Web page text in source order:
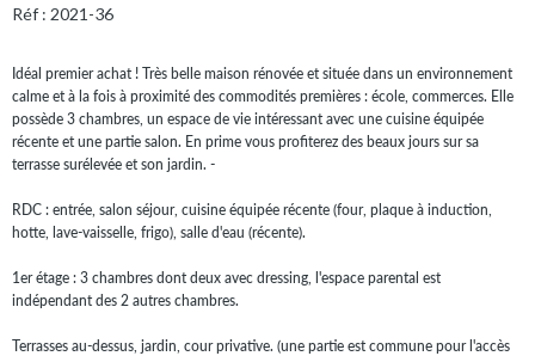
Réf : 2021-36
Idéal premier achat ! Très belle maison rénovée et située dans un environnement
calme et à la fois à proximité des commodités premières : école, commerces. Elle
possède 3 chambres, un espace de vie intéressant avec une cuisine équipée
récente et une partie salon. En prime vous profiterez des beaux jours sur sa
terrasse surélevée et son jardin. -
RDC : entrée, salon séjour, cuisine équipée récente (four, plaque à induction,
hotte, lave-vaisselle, frigo), salle d'eau (récente).
1er étage : 3 chambres dont deux avec dressing, l'espace parental est
indépendant des 2 autres chambres.
Terrasses au-dessus, jardin, cour privative. (une partie est commune pour l'accès